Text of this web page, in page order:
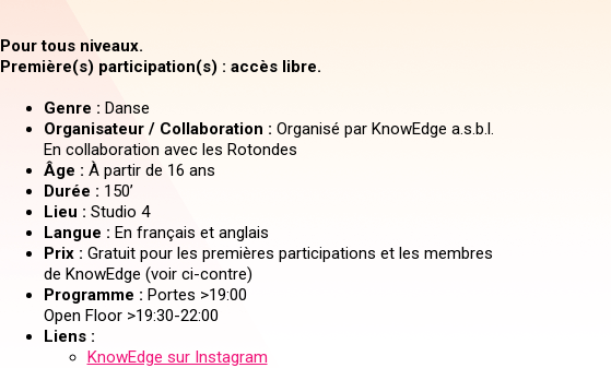
Pour tous niveaux.
Première(s) participation(s) : accès libre.
Genre : Danse
Organisateur / Collaboration : Organisé par KnowEdge a.s.b.l.
En collaboration avec les Rotondes
Âge : À partir de 16 ans
Durée : 150’
Lieu : Studio 4
Langue : En français et anglais
Prix : Gratuit pour les premières participations et les membres
de KnowEdge (voir ci-contre)
Programme : Portes >19:00
Open Floor >19:30-22:00
Liens :
KnowEdge sur Instagram